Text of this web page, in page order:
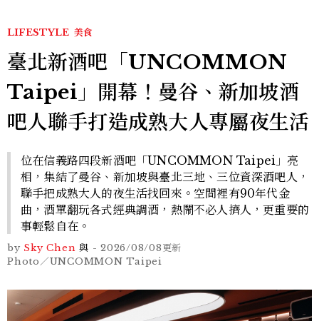
LIFESTYLE 美食
臺北新酒吧「UNCOMMON
Taipei」開幕！曼谷、新加坡酒
吧人聯手打造成熟大人專屬夜生活
位在信義路四段新酒吧「UNCOMMON Taipei」亮
相，集結了曼谷、新加坡與臺北三地、三位資深酒吧人，
聯手把成熟大人的夜生活找回來。空間裡有90年代金
曲，酒單翻玩各式經典調酒，熱鬧不必人擠人，更重要的
事輕鬆自在。
by Sky Chen 與 - 2026/08/08更新
Photo／UNCOMMON Taipei